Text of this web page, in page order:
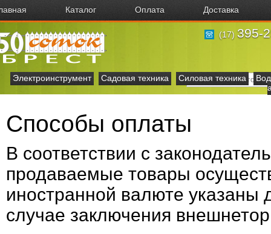
Каталог Оплата Доставка
(17) 395-
Электроинструмент Садовая техника Силовая техника
Способы оплаты
В соответствии с
продаваемые товары
иностранной валюте указаны
случае заключения